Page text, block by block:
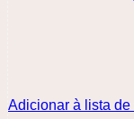
Adicionar à lista de